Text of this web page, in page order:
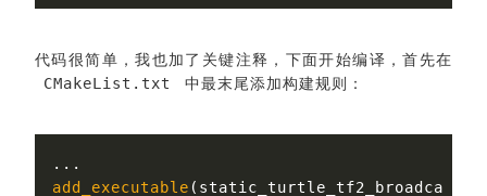
代码很简单，我也加了关键注释，下面开始编译，首先在
CMakeList.txt 中最末尾添加构建规则：
add_executable (